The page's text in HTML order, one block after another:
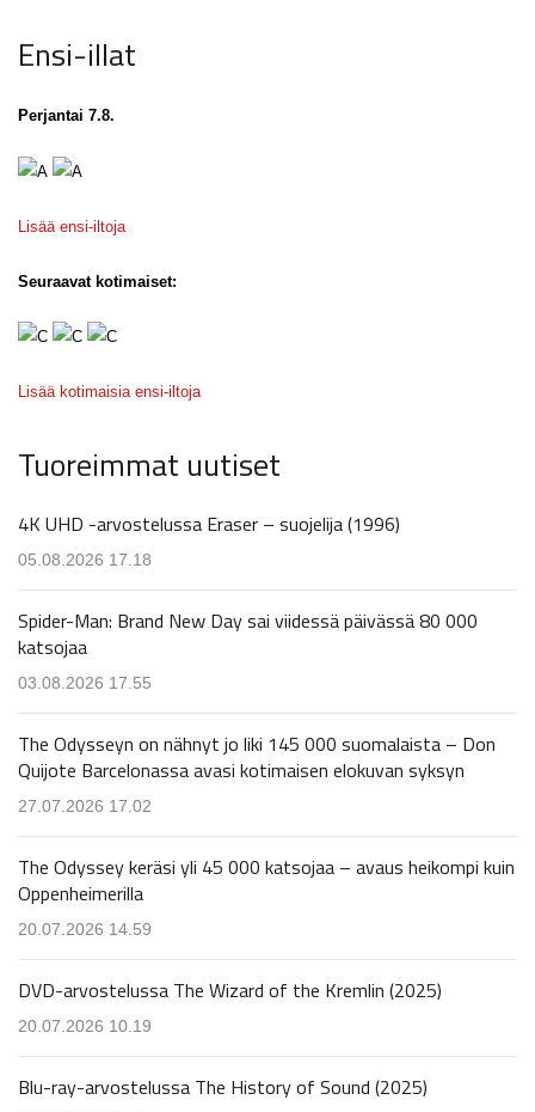
Ensi-illat
Perjantai 7.8.
Lisää ensi-iltoja
Seuraavat kotimaiset:
Lisää kotimaisia ensi-iltoja
Tuoreimmat uutiset
4K UHD -arvostelussa Eraser – suojelija (1996)
05.08.2026 17.18
Spider-Man: Brand New Day sai viidessä päivässä 80 000
katsojaa
03.08.2026 17.55
The Odysseyn on nähnyt jo liki 145 000 suomalaista – Don
Quijote Barcelonassa avasi kotimaisen elokuvan syksyn
27.07.2026 17.02
The Odyssey keräsi yli 45 000 katsojaa – avaus heikompi kuin
Oppenheimerilla
20.07.2026 14.59
DVD-arvostelussa The Wizard of the Kremlin (2025)
20.07.2026 10.19
Blu-ray-arvostelussa The History of Sound (2025)